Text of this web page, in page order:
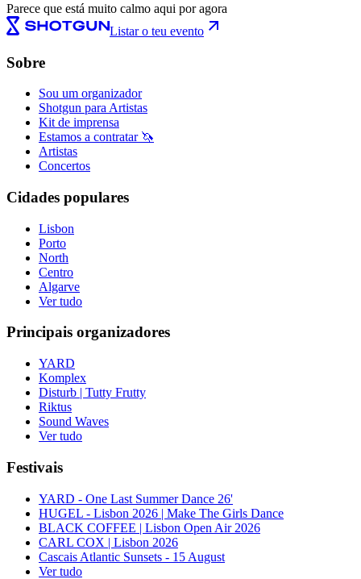
Parece que está muito calmo aqui por agora
Listar o teu evento
Sobre
Sou um organizador
Shotgun para Artistas
Kit de imprensa
Estamos a contratar 🦄
Artistas
Concertos
Cidades populares
Lisbon
Porto
North
Centro
Algarve
Ver tudo
Principais organizadores
YARD
Komplex
Disturb | Tutty Frutty
Riktus
Sound Waves
Ver tudo
Festivais
YARD - One Last Summer Dance 26'
HUGEL - Lisbon 2026 | Make The Girls Dance
BLACK COFFEE | Lisbon Open Air 2026
CARL COX | Lisbon 2026
Cascais Atlantic Sunsets - 15 August
Ver tudo